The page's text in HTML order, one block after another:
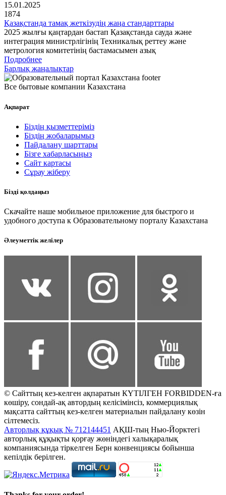
15.01.2025
1874
Қазақстанда тамақ жеткізудің жаңа стандарттары
2025 жылғы қаңтардан бастап Қазақстанда сауда және
интеграция министрлігінің Техникалық реттеу және
метрология комитетінің бастамасымен азық
Подробнее
Барлық жаңалықтар
Все бытовые компании Казахстана
Ақпарат
Біздің қызметтеріміз
Біздің жобаларымыз
Пайдалану шарттары
Бізге хабарласыңыз
Сайт картасы
Сұрау жіберу
Бізді қолдаңыз
Скачайте наше мобильное приложение для быстрого и
удобного доступа к Образовательному порталу Казахстана
Әлеуметтік желілер
© Сайттың кез-келген ақпаратын КҮТІЛГЕН FORBIDDEN-ға
көшіру, сондай-ақ автордың келісімінсіз, коммерциялық
мақсатта сайттың кез-келген материалын пайдалану көзін
сілтемесіз.
Авторлық құқық № 712144451 АҚШ-тың Нью-Йорктегі
авторлық құқықты қорғау жөніндегі халықаралық
компаниясында тіркелген Берн конвенциясы бойынша
кепілдік берілген.